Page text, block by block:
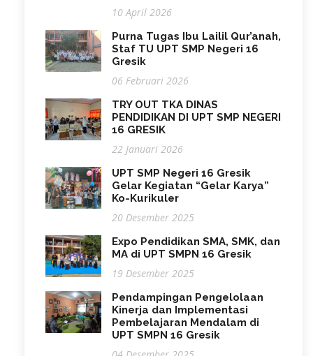
10 April 2026
Purna Tugas Ibu Lailil Qur’anah,
Staf TU UPT SMP Negeri 16
Gresik
06 Februari 2026
TRY OUT TKA DINAS
PENDIDIKAN DI UPT SMP NEGERI
16 GRESIK
22 Januari 2026
UPT SMP Negeri 16 Gresik
Gelar Kegiatan “Gelar Karya”
Ko-Kurikuler
20 Desember 2025
Expo Pendidikan SMA, SMK, dan
MA di UPT SMPN 16 Gresik
19 Desember 2025
Pendampingan Pengelolaan
Kinerja dan Implementasi
Pembelajaran Mendalam di
UPT SMPN 16 Gresik